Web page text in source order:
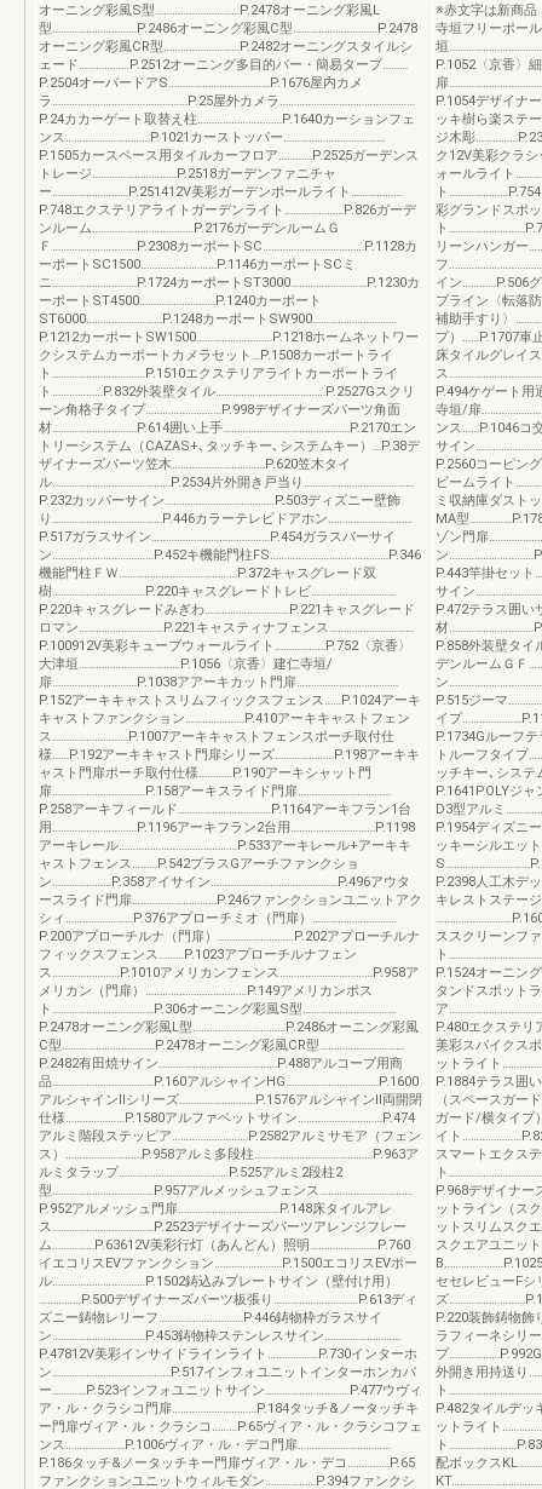
オーニング彩風S型…………………………P.2478オーニング彩風L
型…………………………P.2486オーニング彩風C型…………………………P.2478
オーニング彩風CR型………………………P.2482オーニングスタイルシ
ェード………………P.2512オーニング多目的バー・簡易タープ………
P.2504オーバードアS………………………………P.1676屋内カメ
ラ…………………………………………P.25屋外カメラ…………………………………………
P.24カカーゲート取替え柱…………………………P.1640カーションフェ
ンス…………………………P.1021カーストッパー………………………………
P.1505カースペース用タイルカーフロア…………P.2525ガーデンス
トレージ…………………………P.2518ガーデンファニチャ
ー………………………P.251412V美彩ガーデンポールライト………………
P.748エクステリアライトガーデンライト…………………P.826ガーデ
ンルーム………………………………P.2176ガーデンルームＧ
Ｆ…………………………P.2308カーポートSC………………………………P.1128カ
ーポートSC1500………………………P.1146カーポートSCミ
ニ…………………………P.1724カーポートST3000………………………P.1230カ
ーポートST4500………………………P.1240カーポート
ST6000………………………P.1248カーポートSW900…………………………
P.1212カーポートSW1500………………………P.1218ホームネットワー
クシステムカーポートカメラセット…P.1508カーポートライ
ト……………………………P.1510エクステリアライトカーポートライ
ト………………P.832外装壁タイル…………………………………P.2527Gスクリ
ーン角格子タイプ………………………P.998デザイナーズパーツ角面
材…………………………P.614囲い上手………………………………………P.2170エン
トリーシステム（CAZAS+､タッチキー､システムキー）…P.38デ
ザイナーズパーツ笠木……………………………P.620笠木タイ
ル……………………………………P.2534片外開き戸当り…………………………………
P.232カッパーサイン…………………………………P.503ディズニー壁飾
り…………………………………P.446カラーテレビドアホン…………………………
P.517ガラスサイン……………………………………P.454ガラスバーサイ
ン………………………………P.452キ機能門柱FS……………………………………P.346
機能門柱ＦＷ……………………………………P.372キャスグレード双
樹……………………………P.220キャスグレードトレビ…………………………
P.220キャスグレードみぎわ…………………………P.221キャスグレード
ロマン…………………………P.221キャスティナフェンス…………………………
P.100912V美彩キューブウォールライト………………P.752〈京香〉
大津垣………………………………P.1056〈京香〉建仁寺垣/
扉…………………………P.1038アアーキカット門扉………………………………
P.152アーキキャストスリムフィックスフェンス……P.1024アーキ
キャストファンクション…………………P.410アーキキャストフェン
ス………………………P.1007アーキキャストフェンスポーチ取付仕
様……P.192アーキキャスト門扉シリーズ…………………P.198アーキキ
ャスト門扉ポーチ取付仕様…………P.190アーキシャット門
扉……………………………P.158アーキスライド門扉……………………………
P.258アーキフィールド……………………………P.1164アーキフラン1台
用…………………………P.1196アーキフラン2台用…………………………P.1198
アーキレール……………………………………P.533アーキレール+アーキキ
ャストフェンス………P.542プラスGアーチファンクショ
ン…………………P.358アイサイン………………………………………P.496アウタ
ースライド門扉…………………………P.246ファンクションユニットアク
シィ……………………P.376アプローチミオ（門扉）…………………………
P.200アプローチルナ（門扉）………………………P.202アプローチルナ
フィックスフェンス………P.1023アプローチルナフェン
ス……………………P.1010アメリカンフェンス……………………………P.958ア
メリカン（門扉）………………………………P.149アメリカンポス
ト………………………………P.306オーニング彩風S型……………………………
P.2478オーニング彩風L型……………………………P.2486オーニング彩風
C型……………………………P.2478オーニング彩風CR型…………………………
P.2482有田焼サイン……………………………………P.488アルコーブ用商
品………………………………P.160アルシャインHG……………………………P.1600
アルシャインⅡシリーズ………………………P.1576アルシャインⅡ両開閉
仕様…………………P.1580アルファベットサイン…………………………P.474
アルミ階段ステッピア………………………P.2582アルミサモア（フェン
ス）………………………P.958アルミ多段柱……………………………………P.963ア
ルミタラップ…………………………………P.525アルミ2段柱2
型………………………………P.957アルメッシュフェンス……………………………
P.952アルメッシュ門扉………………………………P.148床タイルアレ
ス………………………………P.2523デザイナーズパーツアレンジフレー
ム……………P.63612V美彩行灯（あんどん）照明……………………P.760
イエコリスEVファンクション……………………P.1500エコリスEVポー
ル……………………………P.1502鋳込みプレートサイン（壁付け用）
……………P.500デザイナーズパーツ板張り…………………………P.613ディ
ズニー鋳物レリーフ…………………………P.446鋳物枠ガラスサイ
ン……………………………P.453鋳物枠ステンレスサイン………………………
P.47812V美彩インサイドラインライト………………P.730インターホ
ン……………………………………P.517インフォユニットインターホンカバ
ー…………P.523インフォユニットサイン…………………………P.477ウヴィ
ア・ル・クラシコ門扉…………………………P.184タッチ&ノータッチキ
ー門扉ヴィア・ル・クラシコ………P.65ヴィア・ル・クラシコフェ
ンス…………………P.1006ヴィア・ル・デコ門扉……………………………
P.186タッチ&ノータッチキー門扉ヴィア・ル・デコ……………P.65
ファンクションユニットウィルモダン………………P.394ファンクシ
※赤文字は新商品
寺垣フリーポー
垣
P.1052〈京香〉
扉
P.1054デザイナ
ッキ樹ら楽ステ
ジ木彫
ク12V美彩クラ
ォールライト
ト
彩グランドスポ
ト
リーンハンガー
フ
イン…………P.506
プライン〈転落
補助手すり〉
プ）……P.1707車
床タイルグレイ
ス
P.494ケゲート
寺垣/扉
ンス……P.1046コ
サイン
P.2560コーピン
ビームライト
ミ収納庫ダスト
MA型
ゾン門扉
ン
P.443竿掛セッ
サイン
P.472テラス囲
材
P.858外装壁タ
デンルームＧＦ
ン
P.515ジーマ
イプ
P.1734Gルーフ
トルーフタイプ
ッチキー､シス
P.1641POLYジ
D3型アルミ
P.1954ディズニ
ッキーシルエッ
P.2398人工木デ
キレストステー
ススクリーンフ
ト
P.1524オーニン
タンドスポット
ア
P.480エクステリ
美彩スパイクス
ットライト
P.1884テラス囲
（スペースガー
ガード/横タイプ
イト
スマートエクス
ト
P.968デザイナ
ットライン（ス
ットスリムスク
スクエアユニッ
セセレビューF
ズ
P.220装飾鋳物
ラフィーネシリ
プ
外開き用持送り
ト
P.482タイルデ
ットライト
ト
配ボックス